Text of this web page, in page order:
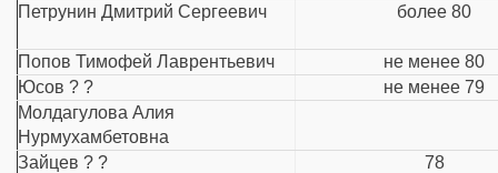
Петрунин Дмитрий Сергеевич более 80
Попов Тимофей Лаврентьевич
не менее 80
Юсов ? ?
не менее 79
Молдагулова Алия
Нурмухамбетовна
Зайцев ? ?
78